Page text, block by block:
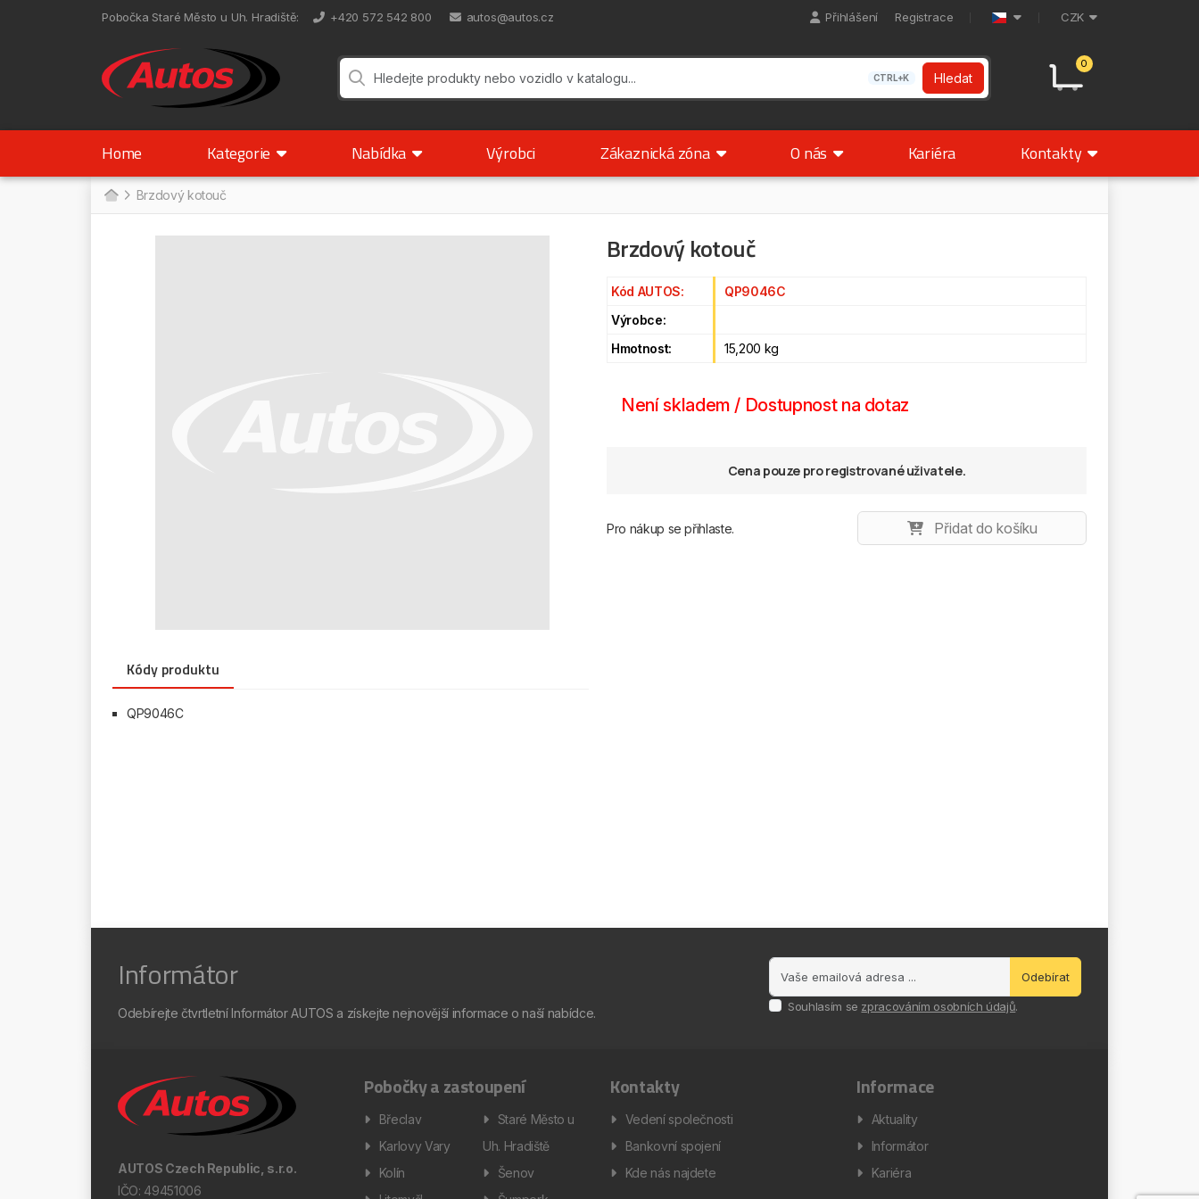
Pobočka Staré Město u Uh. Hradiště: +420 572 542 800 autos@autos.cz Přihlášení Registrace CZK
0
CTRL+K Hledat
Home Kategorie Nabídka Výrobci Zákaznická zóna O nás Kariéra Kontakty
Brzdový kotouč
Brzdový kotouč
Kód AUTOS:
QP9046C
Výrobce:
Hmotnost:
15,200 kg
Není skladem / Dostupnost na dotaz
Cena pouze pro registrované uživatele.
Pro nákup se přihlaste. Přidat do košíku
Kódy produktu
QP9046C
Informátor
Odebírejte čtvrtletní Informátor AUTOS a získejte nejnovější informace o naší nabídce.
Odebírat
Souhlasím se zpracováním osobních údajů.
AUTOS Czech Republic, s.r.o.
IČO: 49451006
Pobočky a zastoupení
Břeclav
Karlovy Vary
Kolín
Staré Město u
Uh. Hradiště
Šenov
Kontakty
Vedení společnosti
Bankovní spojení
Kde nás najdete
Informace
Aktuality
Informátor
Kariéra